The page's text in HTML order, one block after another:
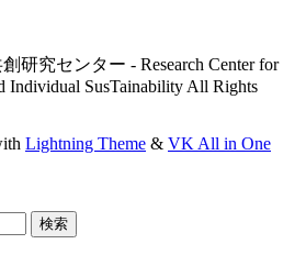
研究センター - Research Center for
Individual SusTainability All Rights
Lightning Theme & VK All in One